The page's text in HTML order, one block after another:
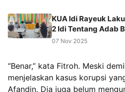
KUA Idi Rayeuk
2 Idi Tentang Adab
07 Nov 2025
“Benar,” kata Fitroh. Meski
menjelaskan kasus korupsi
Afandin. Dia juga belum